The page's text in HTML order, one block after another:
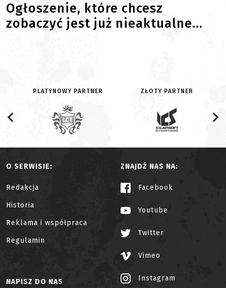
Ogłoszenie, które chcesz
zobaczyć jest już nieaktualne...
PLATYNOWY PARTNER ZŁOTY PARTNER
O SERWISIE:
Redakcja
Historia
Reklama i współpraca
Regulamin
ZNAJDŹ NAS NA:
Facebook
Youtube
Twitter
Vimeo
Instagram
NAPISZ DO NAS